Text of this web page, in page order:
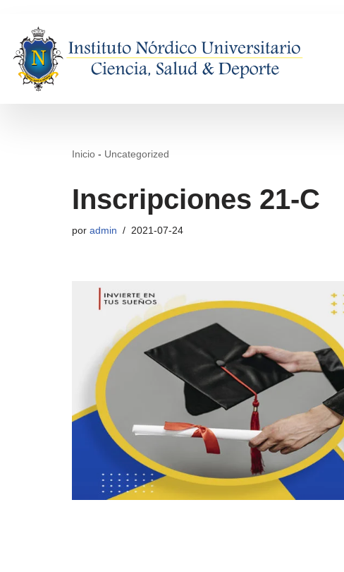
Saltar
al
contenido
Inicio - Uncategorized
Inscripciones 21-C
por admin 2021-07-24